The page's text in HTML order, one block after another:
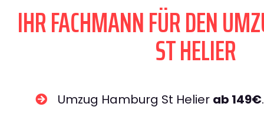
IHR FACHMANN FÜR DEN
ST HELIER
Umzug Hamburg St Helier ab 149€.